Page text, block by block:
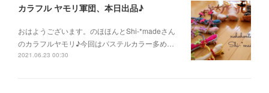
カラフル ヤモリ軍団、本日出品♪
おはようございます。のほほんとShi-*madeさん
のカラフルヤモリ♪今回はパステルカラー多め…
2021.06.23 00:30